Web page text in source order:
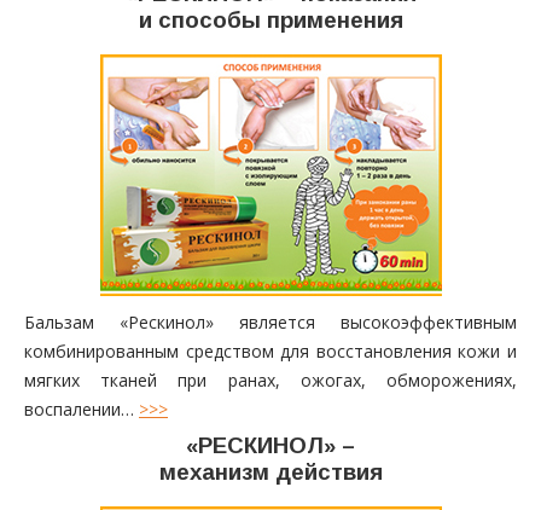
Отзывы
Контакты
и способы применения
Бальзам «Рескинол» является высокоэффективным
комбинированным средством для восстановления кожи и
мягких тканей при ранах, ожогах, обморожениях,
воспалении… >>>
«РЕСКИНОЛ» –
механизм действия